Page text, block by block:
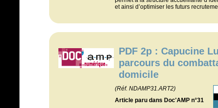
et ainsi d’optimiser les futurs
PDF 2p : Capucine
parcours du
domicile
(Réf. NDAMP31.ART2)
Article paru dans Doc'AMP n°31